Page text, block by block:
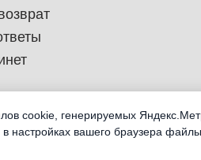
cookie, генерируемых
настройках вашего браузера